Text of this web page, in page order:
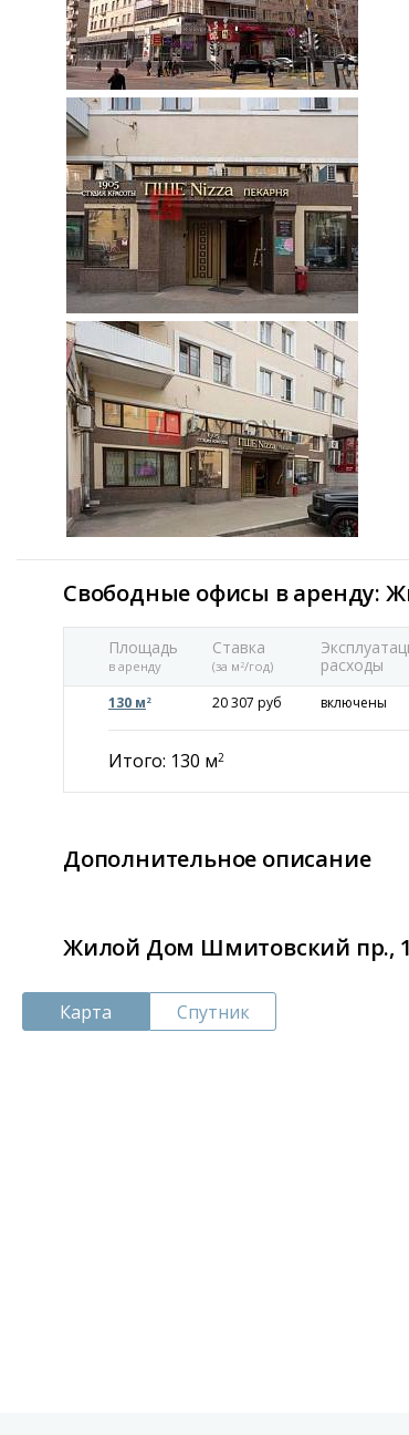
Свободные офисы в аренду:
Площадь
в аренду
Ставка
(за м 2/год)
расходы
130 м 2 20 307 руб включены
Итого: 130 м2
Дополнительное описание
Жилой Дом Шмитовский пр.,
Карта Спутник